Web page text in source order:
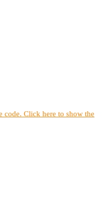
code. Click here to show the